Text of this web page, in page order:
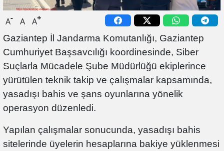
A- A A+
Gaziantep İl Jandarma Komutanlığı, Gaziantep
Cumhuriyet Başsavcılığı koordinesinde, Siber
Suçlarla Mücadele Şube Müdürlüğü ekiplerince
yürütülen teknik takip ve çalışmalar kapsamında,
yasadışı bahis ve şans oyunlarına yönelik
operasyon düzenledi.
Yapılan çalışmalar sonucunda, yasadışı bahis
sitelerinde üyelerin hesaplarına bakiye yüklenmesi